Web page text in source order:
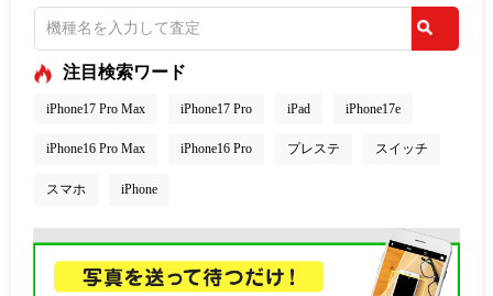
注目検索ワード
iPhone17 Pro Max iPhone17 Pro iPad iPhone17e
iPhone16 Pro Max iPhone16 Pro プレステ スイッチ
スマホ iPhone